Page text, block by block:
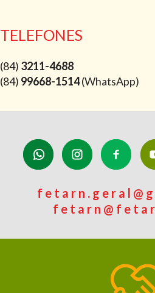
TELEFONES
(84) 3211-4688
(84) 99668-1514(WhatsApp)